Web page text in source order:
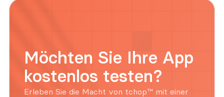
Möchten Sie Ihre App
kostenlos testen?
Erleben Sie die Macht von tchop™ mit einer